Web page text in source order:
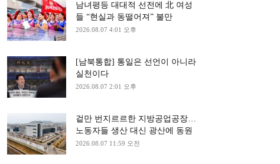
남녀평등 대대적 선전에 北 여성
들 “현실과 동떨어져” 불만
2026.08.07 4:01 오후
[남북통합] 통일은 선언이 아니라
실천이다
2026.08.07 2:01 오후
겉만 번지르르한 지방공업공장…
노동자들 생산 대신 광산에 동원
2026.08.07 11:59 오전